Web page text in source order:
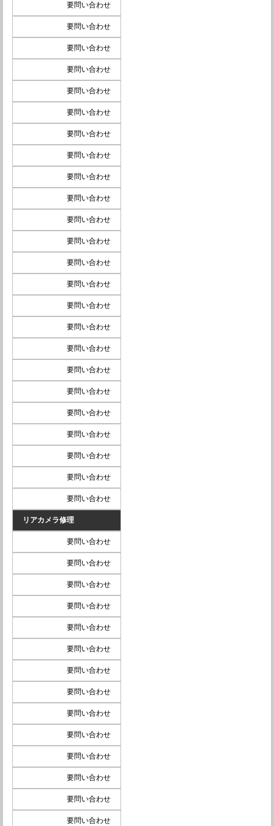
要問い合わせ
要問い合わせ
要問い合わせ
要問い合わせ
要問い合わせ
要問い合わせ
要問い合わせ
要問い合わせ
要問い合わせ
要問い合わせ
要問い合わせ
要問い合わせ
要問い合わせ
要問い合わせ
要問い合わせ
要問い合わせ
要問い合わせ
要問い合わせ
要問い合わせ
要問い合わせ
要問い合わせ
要問い合わせ
要問い合わせ
要問い合わせ
リアカメラ修理
要問い合わせ
要問い合わせ
要問い合わせ
要問い合わせ
要問い合わせ
要問い合わせ
要問い合わせ
要問い合わせ
要問い合わせ
要問い合わせ
要問い合わせ
要問い合わせ
要問い合わせ
要問い合わせ